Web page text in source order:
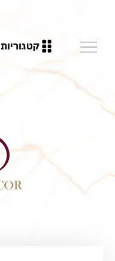
קטגוריות